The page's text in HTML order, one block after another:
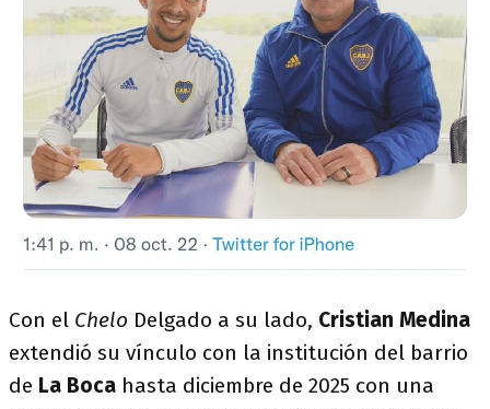
Con el Chelo Delgado a su lado, Cristian Medina
extendió su vínculo con la institución del barrio
de La Boca hasta diciembre de 2025 con una